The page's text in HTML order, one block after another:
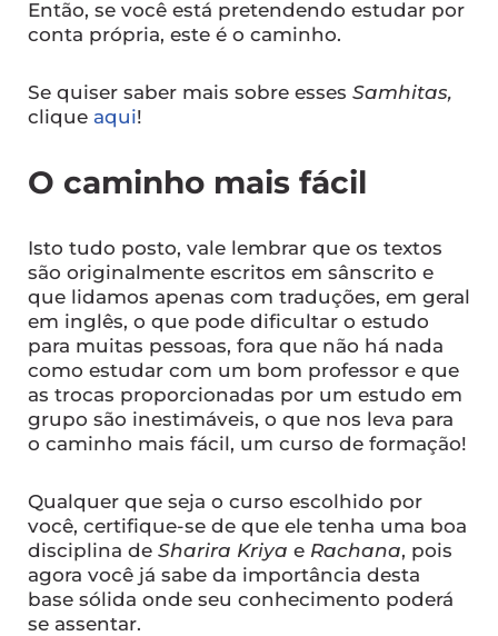
Então, se você está pretendendo estudar por
conta própria, este é o caminho.
Se quiser saber mais sobre esses Samhitas,
clique aqui!
O caminho mais fácil
Isto tudo posto, vale lembrar que os textos
são originalmente escritos em sânscrito e
que lidamos apenas com traduções, em geral
em inglês, o que pode dificultar o estudo
para muitas pessoas, fora que não há nada
como estudar com um bom professor e que
as trocas proporcionadas por um estudo em
grupo são inestimáveis, o que nos leva para
o caminho mais fácil, um curso de formação!
Qualquer que seja o curso escolhido por
você, certifique-se de que ele tenha uma boa
disciplina de Sharira Kriya e Rachana, pois
agora você já sabe da importância desta
base sólida onde seu conhecimento poderá
se assentar.